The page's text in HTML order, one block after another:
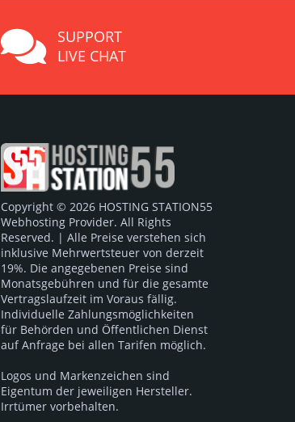
SUPPORT
LIVE CHAT
Copyright © 2026 HOSTING STATION55
Webhosting Provider. All Rights
Reserved. | Alle Preise verstehen sich
inklusive Mehrwertsteuer von derzeit
19%. Die angegebenen Preise sind
Monatsgebühren und für die gesamte
Vertragslaufzeit im Voraus fällig.
Individuelle Zahlungsmöglichkeiten
für Behörden und Öffentlichen Dienst
auf Anfrage bei allen Tarifen möglich.
Logos und Markenzeichen sind
Eigentum der jeweiligen Hersteller.
Irrtümer vorbehalten.